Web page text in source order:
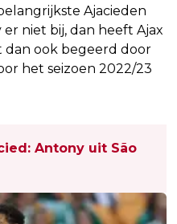
Ajacieden
niet bij, dan heeft Ajax
dan ook begeerd door
het seizoen 2022/23
Antony uit São